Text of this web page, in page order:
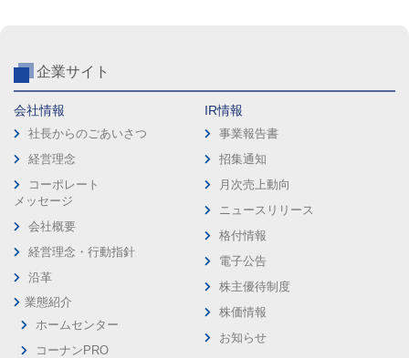
企業サイト
会社情報
社長からのごあいさつ
経営理念
コーポレート
メッセージ
会社概要
経営理念・行動指針
沿革
業態紹介
ホームセンター
コーナンPRO
IR情報
事業報告書
招集通知
月次売上動向
ニュースリリース
格付情報
電子公告
株主優待制度
株価情報
お知らせ